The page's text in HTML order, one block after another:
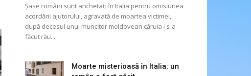
Șase români sunt anchetați în Italia pentru omisiunea
acordării ajutorului, agravată de moartea victimei,
după decesul unui muncitor moldovean căruia i s-a
făcut rău...
Moarte misterioasă în Italia: un